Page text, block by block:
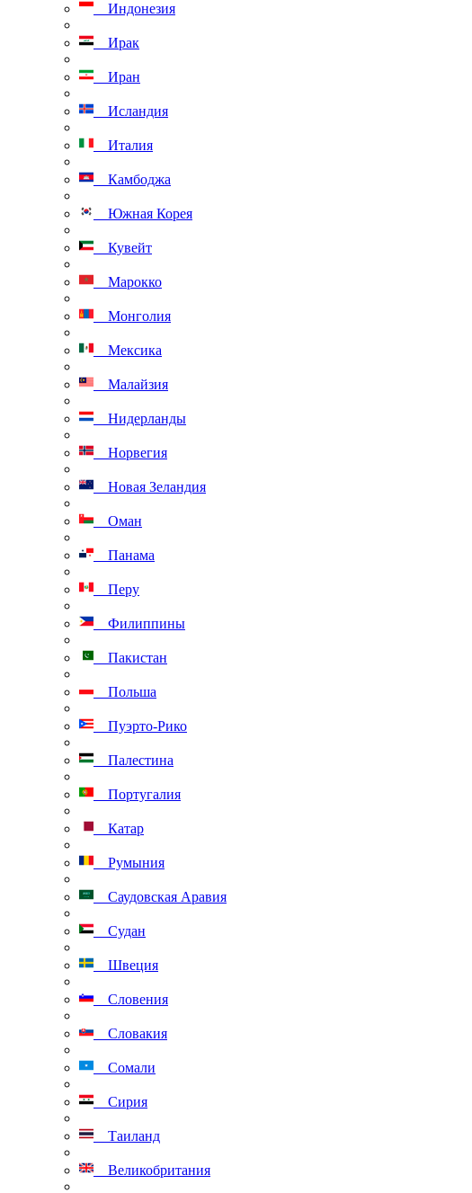
Индонезия
Ирак
Иран
Исландия
Италия
Камбоджа
Южная Корея
Кувейт
Марокко
Монголия
Мексика
Малайзия
Нидерланды
Норвегия
Новая Зеландия
Оман
Панама
Перу
Филиппины
Пакистан
Польша
Пуэрто-Рико
Палестина
Португалия
Катар
Румыния
Саудовская Аравия
Судан
Швеция
Словения
Словакия
Сомали
Сирия
Таиланд
Великобритания